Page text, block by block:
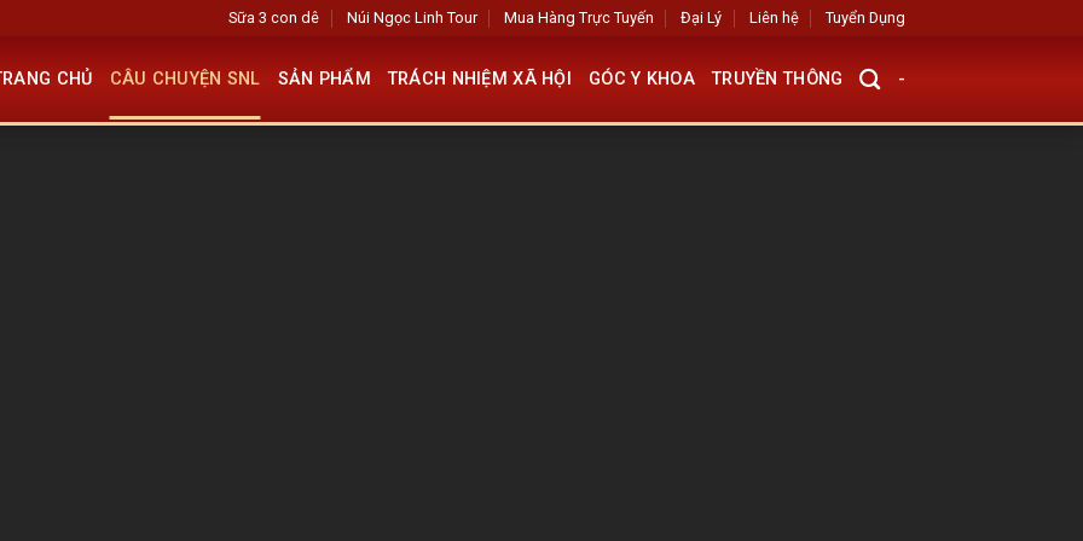
Sữa 3 con dê Núi Ngọc Linh Tour Mua Hàng Trực Tuyến Đại Lý Liên hệ Tuyển Dụng
CHỦ CÂU CHUYỆN SNL SẢN PHẨM TRÁCH NHIỆM XÃ HỘI GÓC Y KHOA TRUYỀN THÔNG -